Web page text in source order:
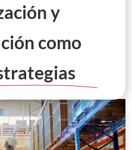
y
como